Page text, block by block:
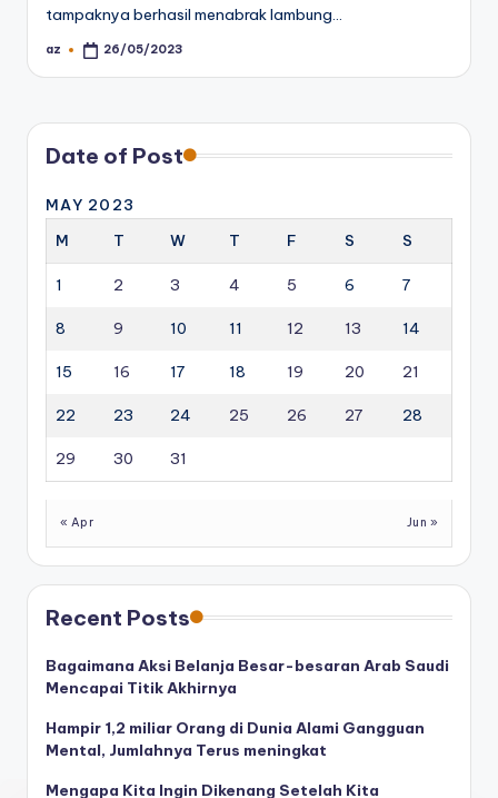
tampaknya berhasil menabrak lambung…
Posted
az 26/05/2023
Date of Post
MAY 2023
M
T W T F S S
1 2 3 4 5 6 7
8 9 10 11 12 13 14
15 16 17 18 19 20 21
22 23 24 25 26 27 28
29 30 31
« Apr Jun »
Recent Posts
Bagaimana Aksi Belanja Besar-besaran Arab Saudi
Mencapai Titik Akhirnya
Hampir 1,2 miliar Orang di Dunia Alami Gangguan
Mental, Jumlahnya Terus meningkat
Mengapa Kita Ingin Dikenang Setelah Kita